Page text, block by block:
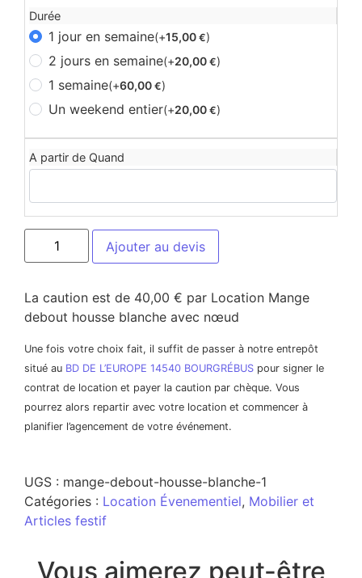
Durée
1 jour en semaine(+15,00 €)
2 jours en semaine(+20,00 €)
1 semaine(+60,00 €)
Un weekend entier(+20,00 €)
A partir de Quand
Ajouter au devis
La caution est de 40,00 € par Location Mange
debout housse blanche avec nœud
Une fois votre choix fait, il suffit de passer à notre entrepôt
situé au BD DE L’EUROPE 14540 BOURGRÉBUS pour signer le
contrat de location et payer la caution par chèque. Vous
pourrez alors repartir avec votre location et commencer à
planifier l’agencement de votre événement.
UGS : mange-debout-housse-blanche-1
Catégories : Location Évenementiel, Mobilier et
Articles festif
Vous aimerez peut-être